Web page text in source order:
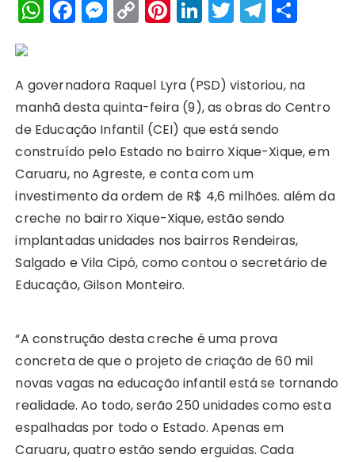
W
h
ts
A
p
p
F
a
e
b
o
o
k
M
e
s
e
n
g
er
C
o
y
Li
n
k
Pi
n
re
st
Li
n
e
dI
n
T
w
te
r
T
el
g
r
a
m
re
A governadora Raquel Lyra (PSD) vistoriou, na
manhã desta quinta-feira (9), as obras do Centro
de Educação Infantil (CEI) que está sendo
construído pelo Estado no bairro Xique-Xique, em
Caruaru, no Agreste, e conta com um
investimento da ordem de R$ 4,6 milhões. além da
creche no bairro Xique-Xique, estão sendo
implantadas unidades nos bairros Rendeiras,
Salgado e Vila Cipó, como contou o secretário de
Educação, Gilson Monteiro.
“A construção desta creche é uma prova
concreta de que o projeto de criação de 60 mil
novas vagas na educação infantil está se tornando
realidade. Ao todo, serão 250 unidades como esta
espalhadas por todo o Estado. Apenas em
Caruaru, quatro estão sendo erguidas. Cada